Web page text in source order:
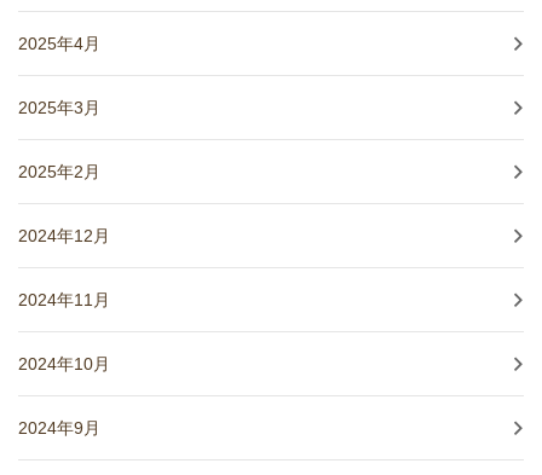
2025年4月
2025年3月
2025年2月
2024年12月
2024年11月
2024年10月
2024年9月